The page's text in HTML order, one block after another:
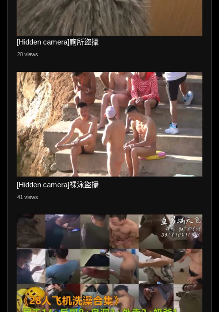
[Hidden camera]廁所盜攝
28 views
[Hidden camera]裸泳盜攝
41 views